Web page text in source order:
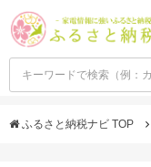
ふるさと納税ナビ TOP